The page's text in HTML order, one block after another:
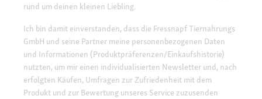
rund um deinen kleinen Liebling.
Ich bin damit einverstanden, dass die Fressnapf Tiernahrungs
GmbH und seine Partner meine personenbezogenen Daten
und Informationen (Produktpräferenzen/Einkaufshistorie)
nutzten, um mir einen individualisierten Newsletter und, nach
erfolgten Käufen, Umfragen zur Zufriedenheit mit dem
Produkt und zur Bewertung unseres Service zuzusenden